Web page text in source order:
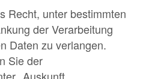
Recht, unter bestimmten
der Verarbeitung
Daten zu verlangen.
Sie der
„Auskunft,